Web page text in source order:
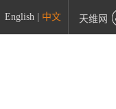
English 中文 天维网